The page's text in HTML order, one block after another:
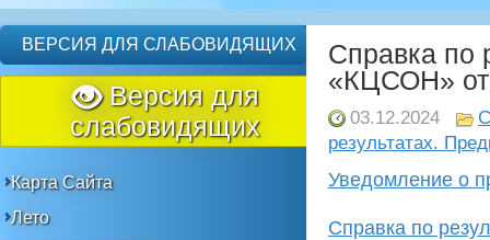
Справка по
«КЦСОН»
03.12.2024
результатах.
Уведомление о
Справка по
ВЕРСИЯ ДЛЯ СЛАБОВИДЯЩИХ
Версия для
слабовидящих
Карта Сайта
Лето